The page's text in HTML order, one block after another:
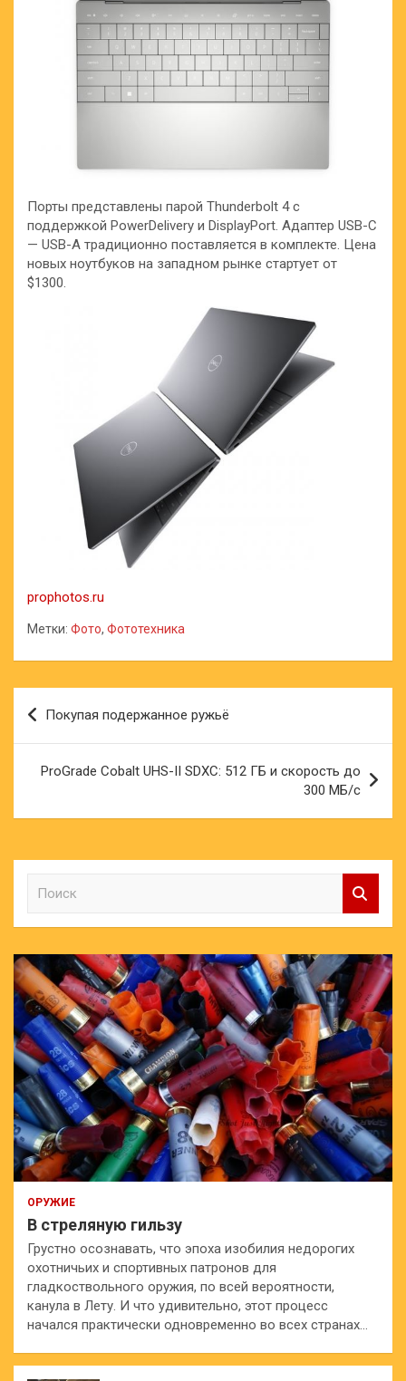
Порты представлены парой Thunderbolt 4 с
поддержкой PowerDelivery и DisplayPort. Адаптер USB-C
— USB-A традиционно поставляется в комплекте. Цена
новых ноутбуков на западном рынке стартует от
$1300.
prophotos.ru
Метки: Фото, Фототехника
Навигация
по
записям
Покупая подержанное ружьё
ProGrade Cobalt UHS-II SDXC: 512 ГБ и скорость до
300 МБ/с
к
ОРУЖИЕ
В стреляную гильзу
Грустно осознавать, что эпоха изобилия недорогих
охотничьих и спортивных патронов для
гладкоствольного оружия, по всей вероятности,
канула в Лету. И что удивительно, этот процесс
начался практически одновременно во всех странах…